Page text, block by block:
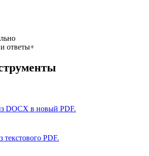
ответы+
DOCX в новый PDF.
текстового PDF.